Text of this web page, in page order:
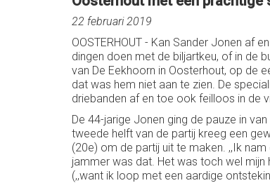
22 februari 2019
OOSTERHOUT - Kan Sander Jonen af
dingen doen met de biljartkeu, of in de
van De Eekhoorn in Oosterhout, op de
dat was hem niet aan te zien. De
driebanden af en toe ook feilloos in de
De 44-jarige Jonen ging de pauze in
tweede helft van de partij kreeg een
(20e) om de partij uit te maken. ,,Ik
jammer was dat. Het was toch wel
(,,want ik loop met een aardige